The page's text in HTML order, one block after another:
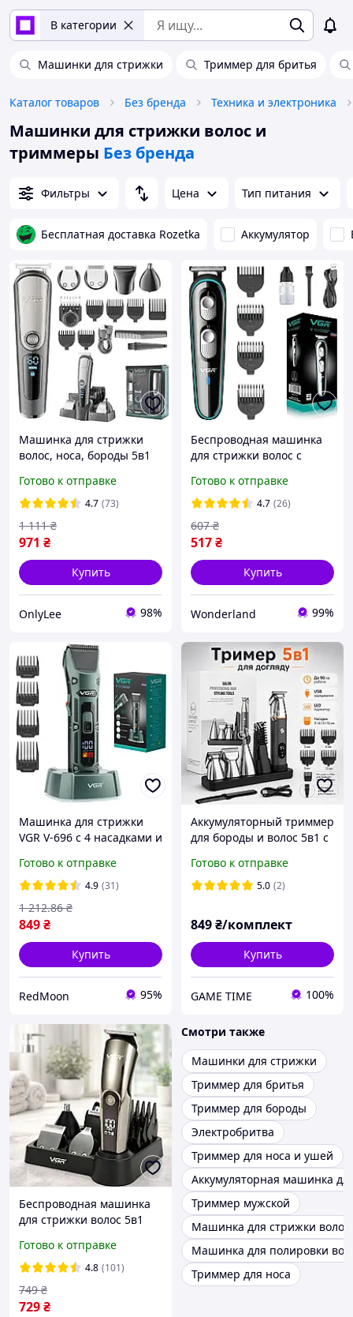
В категории
Машинки для стрижки Триммер для бритья
Каталог товаров Без бренда Техника и электроника
Машинки для стрижки волос и
триммеры Без бренда
Фильтры Цена Тип питания
Бесплатная доставка Rozetka Аккумулятор
Машинка для стрижки
волос, носа, бороды 5в1
Беспроводная
электробритва /
Универсальный триммер
Готово к отправке
4.7 (73)
971 ₴
1 111 ₴
Купить
OnlyLee 98%
Беспроводная машинка
для стрижки волос с
Триммер для стрижки
Готово к отправке
4.7 (26)
517₴
607 ₴
Купить
Wonderland 99%
Машинка для стрижки
VGR V-696 с 4 насадками и
Беспроводной триммер
для волос и бороды
Готово к отправке
4.9 (31)
849₴
1 212.86 ₴
Купить
RedMoon 95%
Аккумуляторный триммер
для бороды и волос 5в1 с
стрижки, шейвер,
триммер для носа и тела
Готово к отправке
5.0 (2)
849₴/комплект
Купить
GAME TIME 100%
Беспроводная машинка
для стрижки волос 5в1
стрижки /
Аккумуляторный триммер
Готово к отправке
4.8 (101)
729₴
749 ₴
Смотри также
Машинки для стрижки
Триммер для бритья
Триммер для бороды
Электробритва
Триммер для носа и ушей
Аккумуляторная машинка
Триммер мужской
Машинка для стрижки волос
Машинка для полировки
Триммер для носа